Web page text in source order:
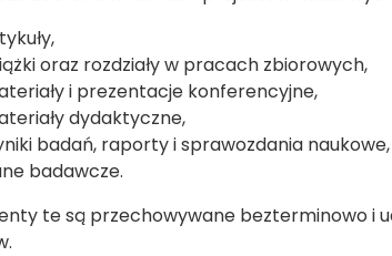
oraz rozdziały w pracach zbiorowych,
i prezentacje konferencyjne,
dydaktyczne,
badań, raporty i sprawozdania
badawcze.
te są przechowywane bezterminowo i